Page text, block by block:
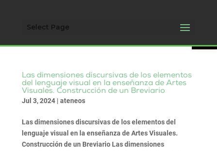
Select Page
Las dimensiones discursivas de los elementos
del lenguaje visual en la enseñanza de Artes
Visuales. Construcción de un Breviario
Jul 3, 2024| ateneos
Las dimensiones discursivas de los elementos del
lenguaje visual en la enseñanza de Artes Visuales.
Construcción de un Breviario Las dimensiones